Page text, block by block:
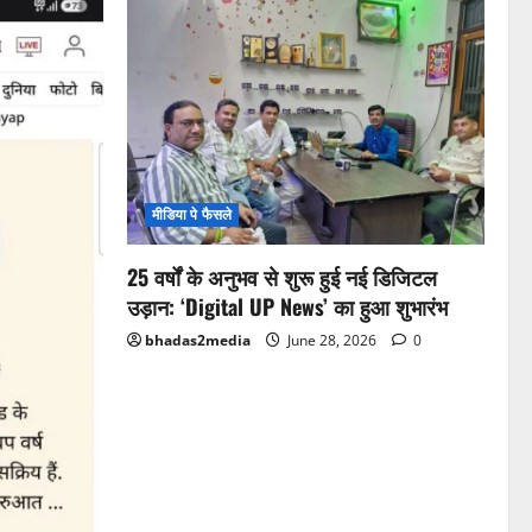
मीडिया पे फैसले
25 वर्षों के अनुभव से शुरू हुई नई डिजिटल
उड़ान: ‘Digital UP News’ का हुआ शुभारंभ
bhadas2media June 28, 2026 0